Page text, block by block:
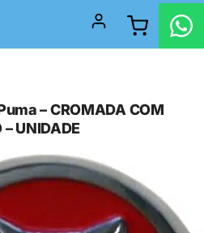
– CROMADA COM
– UNIDADE